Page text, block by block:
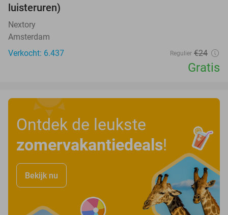
luisteruren)
Nextory
Amsterdam
Verkocht: 6.437
Regulier €24
Gratis
Ontdek de leukste
zomervakantiedeals!
Bekijk nu